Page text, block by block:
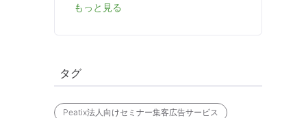
もっと見る
タグ
Peatix法人向けセミナー集客広告サービス